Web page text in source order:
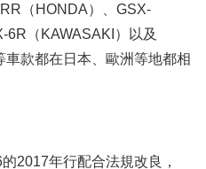
（HONDA）、GSX-
（KAWASAKI）以及
款都在日本、歐洲等地都相
2017年行配合法規改良，